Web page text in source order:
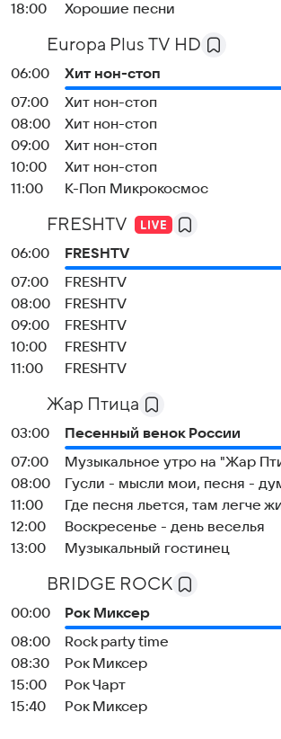
18:00
Хорошие песни
Europa Plus TV HD
06:00
Хит нон-стоп
07:00
Хит нон-стоп
08:00
Хит нон-стоп
09:00
Хит нон-стоп
10:00
Хит нон-стоп
11:00
К-Поп Микрокосмос
FRESHTV
06:00
FRESHTV
07:00
FRESHTV
08:00
FRESHTV
09:00
FRESHTV
10:00
FRESHTV
11:00
FRESHTV
Жар Птица
03:00
Песенный венок России
07:00
Музыкальное утро на "Жар
08:00
Гусли - мысли мои, песня -
11:00
Где песня льется, там легче
12:00
Воскресенье - день веселья
13:00
Музыкальный гостинец
BRIDGE ROCK
00:00
Рок Миксер
08:00
Rock party time
08:30
Рок Миксер
15:00
Рок Чарт
15:40
Рок Миксер